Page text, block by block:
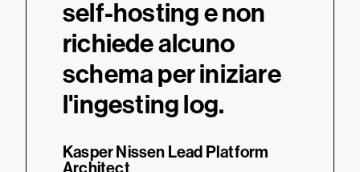
self-hosting e non
richiede alcuno
schema per iniziare
l'ingesting log.
Kasper Nissen Lead Platform
Architect